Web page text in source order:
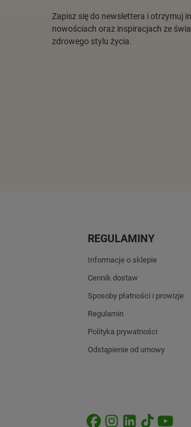
Zapisz się do newslettera i otrzymuj
nowościach oraz inspiracjach ze
zdrowego stylu życia.
REGULAMINY
Informacje o sklepie
Cennik dostaw
Sposoby płatności i prowizje
Regulamin
Polityka prywatności
Odstąpienie od umowy